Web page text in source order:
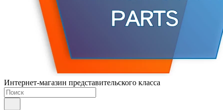
Интернет-магазин представительского класса